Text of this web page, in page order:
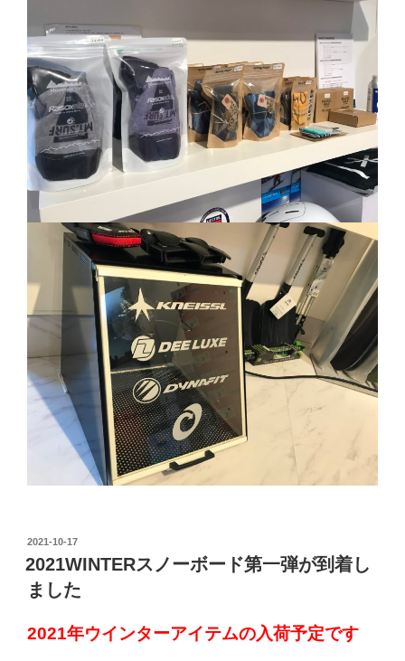
投
稿
日:
2021-10-17
2021WINTERスノーボード第一弾が到着し
ました
2021年ウインターアイテムの入荷予定です